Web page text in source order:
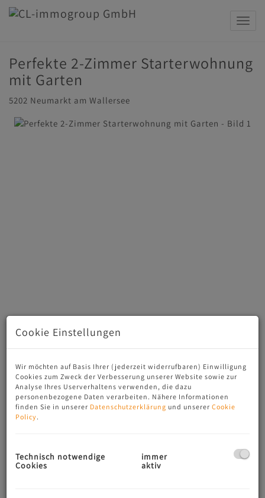
Perfekte 2-Zimmer Starterwohnung
mit Garten
5202 Neumarkt am Wallersee
Beschreibung
Das Neubauprojekt mit zwei Wohnhäusern und insgesamt
siebzehn modernen Wohneinheiten in der Stadtgemeinde
Cookie Einstellungen
Wir möchten auf Basis Ihrer (jederzeit widerrufbaren) Einwilligung
Cookies zum Zweck der Verbesserung unserer Website sowie zur
Analyse Ihres Userverhaltens verwenden, die dazu
personenbezogene Daten verarbeiten. Nähere Informationen
finden Sie in unserer Datenschutzerklärung und unserer Cookie
Policy.
Technisch notwendige
Cookies
immer
aktiv